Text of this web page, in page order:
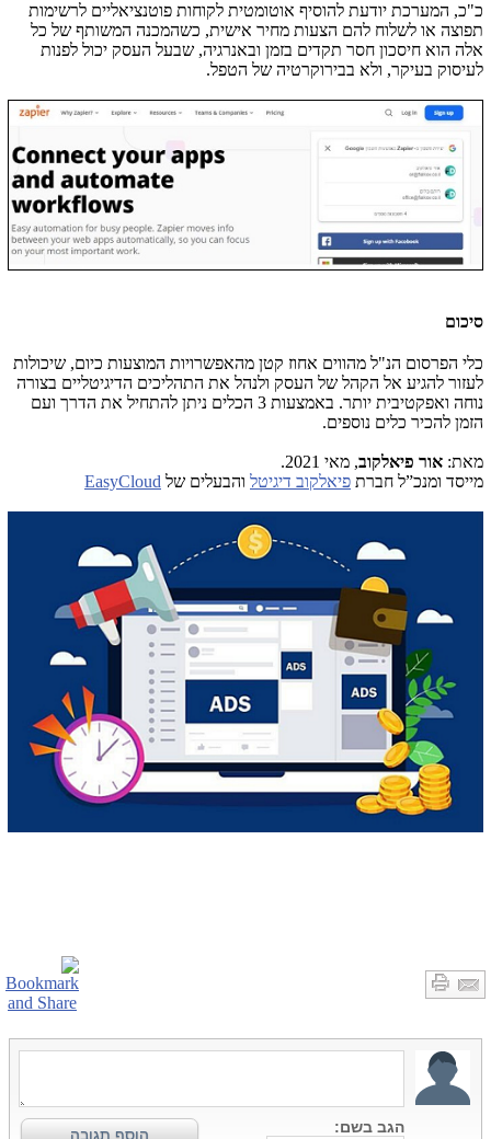
כ"כ, המערכת יודעת להוסיף אוטומטית לקוחות פוטנציאליים לרשימות
תפוצה או לשלוח להם הצעות מחיר אישית, כשהמכנה המשותף של כל
אלה הוא חיסכון חסר תקדים בזמן ובאנרגיה, שבעל העסק יכול לפנות
לעיסוק בעיקר, ולא בבירוקרטיה של הטפל.
סיכום
כלי הפרסום הנ"ל מהווים אחוז קטן מהאפשרויות המוצעות כיום, שיכולות
לעזור להגיע אל הקהל של העסק ולנהל את התהליכים הדיגיטליים בצורה
נוחה ואפקטיבית יותר. באמצעות 3 הכלים ניתן להתחיל את הדרך ועם
הזמן להכיר כלים נוספים.
מאת: אור פיאלקוב, מאי 2021.
מייסד ומנכ”ל חברת פיאלקוב דיגיטל והבעלים של EasyCloud